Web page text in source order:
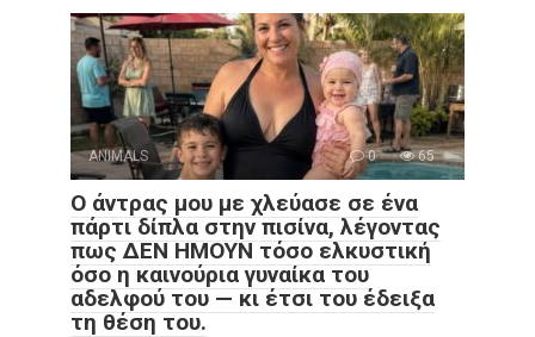
ANIMALS 0 65
Ο άντρας μου με χλεύασε σε ένα
πάρτι δίπλα στην πισίνα, λέγοντας
πως ΔΕΝ ΗΜΟΥΝ τόσο ελκυστική
όσο η καινούρια γυναίκα του
αδελφού του — κι έτσι του έδειξα
τη θέση του.